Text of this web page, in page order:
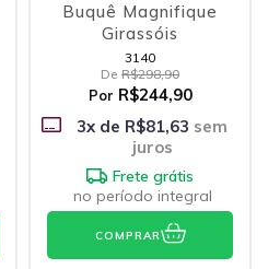
Buquê Magnifique
Girassóis
3140
De R$298,90
Por R$244,90
3x de R$81,63 sem
juros
Frete grátis
no período integral
COMPRAR